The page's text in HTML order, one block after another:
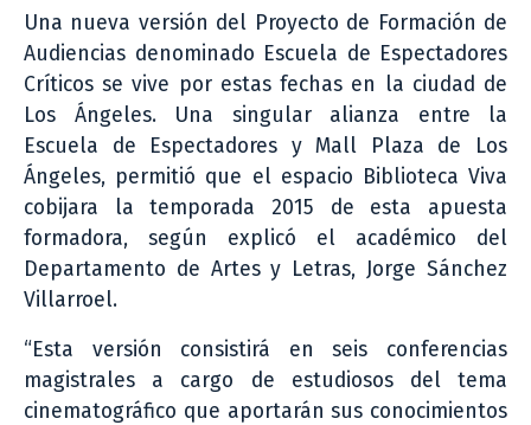
Una nueva versión del Proyecto de Formación de
Audiencias denominado Escuela de Espectadores
Críticos se vive por estas fechas en la ciudad de
Los Ángeles. Una singular alianza entre la
Escuela de Espectadores y Mall Plaza de Los
Ángeles, permitió que el espacio Biblioteca Viva
cobijara la temporada 2015 de esta apuesta
formadora, según explicó el académico del
Departamento de Artes y Letras, Jorge Sánchez
Villarroel.
“Esta versión consistirá en seis conferencias
magistrales a cargo de estudiosos del tema
cinematográfico que aportarán sus conocimientos